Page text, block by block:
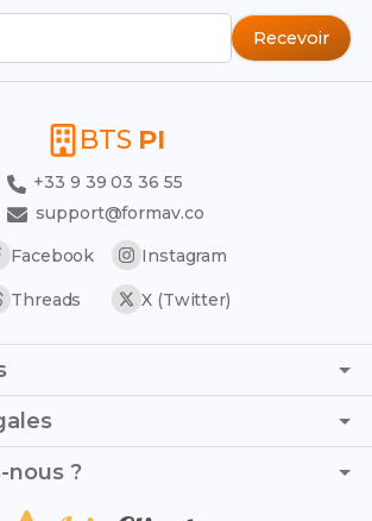
Recevoir
BTS PI
+33 9 39 03 36 55
support@formav.co
Facebook
Instagram
Threads X (Twitter)
nous ?